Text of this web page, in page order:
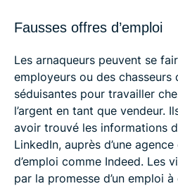
Fausses offres d’emploi
Les arnaqueurs peuvent se
employeurs ou des
séduisantes pour travailler
l’argent en tant que vendeur.
avoir trouvé les informations
LinkedIn, auprès d’une
d’emploi comme Indeed. Les
par la promesse d’un emploi